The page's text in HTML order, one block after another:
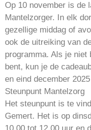
Op 10 november is de
Mantelzorger. In elk
gezellige middag of
ook de uitreiking van
programma. Als je niet
bent, kun je de
en eind december
Steunpunt Mantelzorg
Het steunpunt is te
Gemert. Het is op